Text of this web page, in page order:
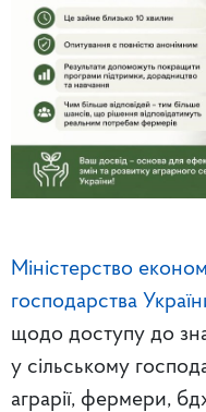
Міністерство
господарства
щодо доступу до
у сільському
аграрії, фермери,